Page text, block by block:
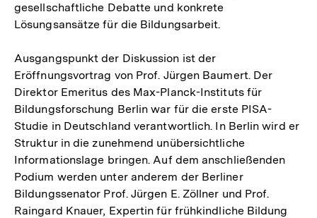
gesellschaftliche Debatte und konkrete
Lösungsansätze für die Bildungsarbeit.
Ausgangspunkt der Diskussion ist der
Eröffnungsvortrag von Prof. Jürgen Baumert. Der
Direktor Emeritus des Max-Planck-Instituts für
Bildungsforschung Berlin war für die erste PISA-
Studie in Deutschland verantwortlich. In Berlin wird er
Struktur in die zunehmend unübersichtliche
Informationslage bringen. Auf dem anschließenden
Podium werden unter anderem der Berliner
Bildungssenator Prof. Jürgen E. Zöllner und Prof.
Raingard Knauer, Expertin für frühkindliche Bildung